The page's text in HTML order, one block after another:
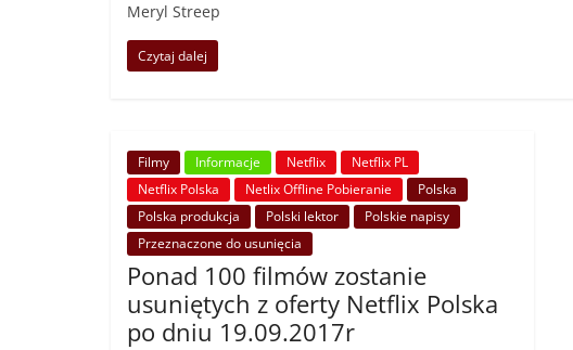
Meryl Streep
Czytaj dalej
Filmy Informacje Netflix
Netflix PL
Netflix Polska
Netlix Offline Pobieranie
Polska
Polska produkcja
Polski lektor
Polskie napisy
Przeznaczone do usunięcia
Ponad 100 filmów zostanie
usuniętych z oferty Netflix Polska
po dniu 19.09.2017r